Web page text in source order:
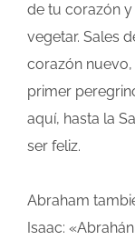
de tu corazón
vegetar. Sales
corazón
primer
aquí, hasta la
ser feliz.
Abraham
Isaac: